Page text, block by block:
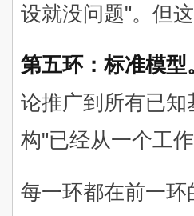
设就没问题"。但
第五环：标准模型
论推广到所有已
构"已经从一个工
每一环都在前一